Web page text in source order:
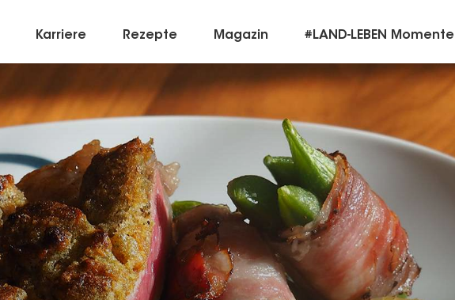
Karriere Rezepte Magazin #LAND-LEBEN Momente